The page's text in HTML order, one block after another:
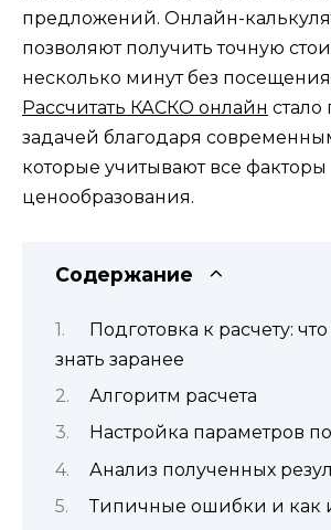
предложений. Онлайн-
позволяют получить точную
несколько минут без
Рассчитать КАСКО онлайн стало
задачей благодаря
которые учитывают все факторы
ценообразования.
Содержание
Подготовка к расчету:
знать заранее
Алгоритм расчета
Настройка параметров
Анализ полученных
Типичные ошибки и как